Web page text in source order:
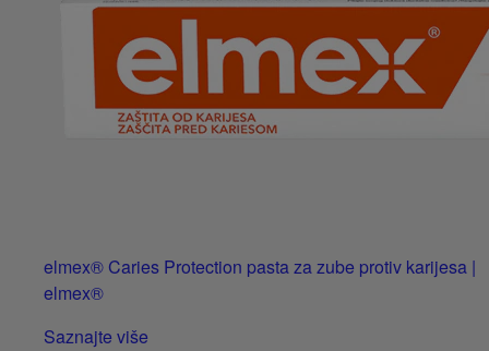
elmex® Caries Protection pasta za zube protiv karijesa |
elmex®
Saznajte više